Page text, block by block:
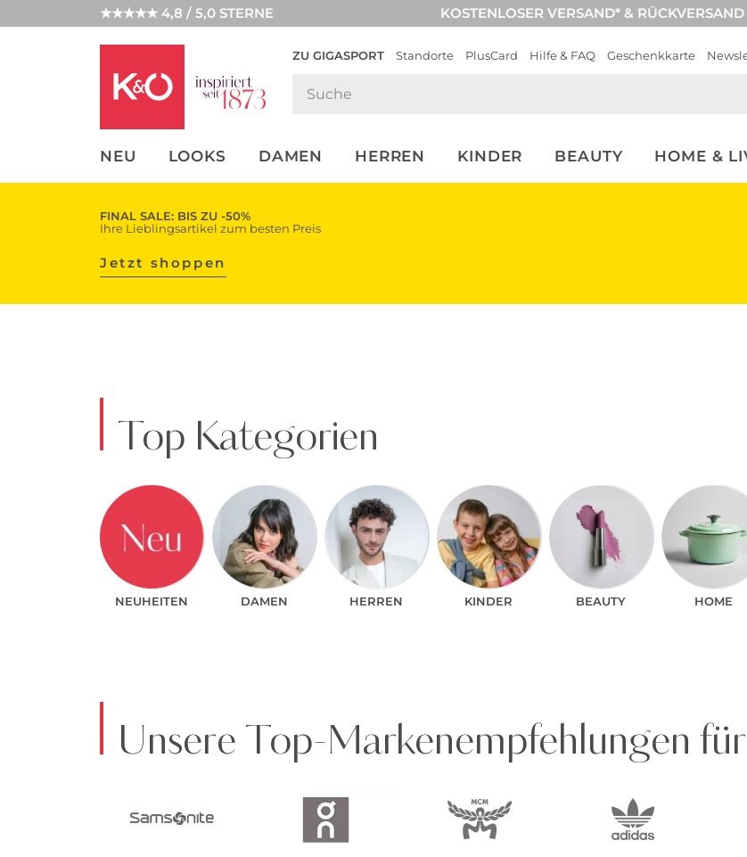
★★★★★ 4,8 / 5,0 STERNE KOSTENLOSER VERSAND* & RÜCKVERSAND
ZU GIGASPORT Standorte PlusCard Hilfe & FAQ Geschenkkarte
NEU LOOKS DAMEN HERREN KINDER BEAUTY HOME &
UNSERE APP
CLICK &
FINAL SALE: BIS ZU -50%
Ihre Lieblingsartikel zum besten Preis
Jetzt shoppen
Top Kategorien
NEUHEITEN DAMEN HERREN KINDER BEAUTY HOME
Unsere Top-Markenempfehlungen